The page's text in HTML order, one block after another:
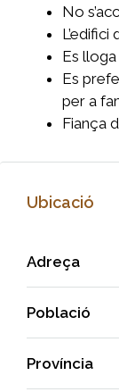
No
L’edifici
Es
Es
per a
Fiança
Ubicació
Adreça
Població
Província